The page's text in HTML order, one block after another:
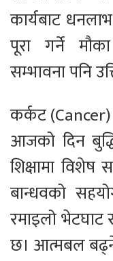
कार्यबाट
पूरा गर्ने
सम्भावना पनि
कर्कट (Cancer)
आजको दिन
शिक्षामा विशेष
बान्धवको
रमाइलो भेटघाट
छ। आत्मबल